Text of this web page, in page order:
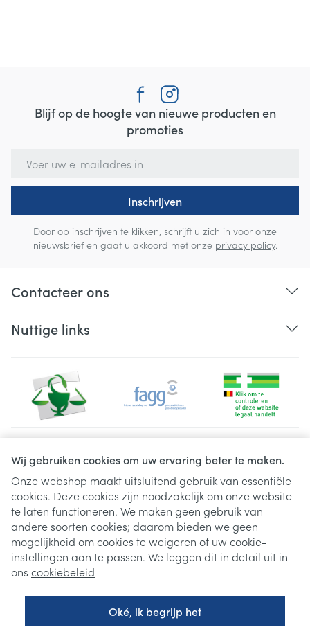
Wij gebruiken cookies om uw ervaring beter te maken.
Onze webshop maakt uitsluitend gebruik van essentiële
cookies. Deze cookies zijn noodzakelijk om onze website
te laten functioneren. We maken geen gebruik van
andere soorten cookies; daarom bieden we geen
mogelijkheid om cookies te weigeren of uw cookie-
instellingen aan te passen. We leggen dit in detail uit in
ons cookiebeleid
Oké, ik begrijp het
Blijf op de hoogte van nieuwe producten en
promoties
Inschrijven
Door op inschrijven te klikken, schrijft u zich in voor onze
nieuwsbrief en gaat u akkoord met onze privacy policy.
Contacteer ons
Nuttige links
Juridische links